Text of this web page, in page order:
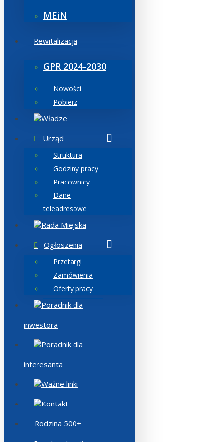
MEiN
Rewitalizacja
GPR 2024-2030
Nowości
Pobierz
Władze
Urząd
Struktura
Godziny pracy
Pracownicy
Dane
teleadresowe
Rada Miejska
Ogłoszenia
Przetargi
Zamówienia
Oferty pracy
Poradnik dla
inwestora
Poradnik dla
interesanta
Ważne linki
Kontakt
Rodzina 500+